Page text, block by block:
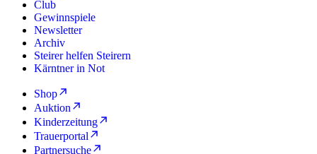
Club
Gewinnspiele
Newsletter
Archiv
Steirer helfen Steirern
Kärntner in Not
Shop
Auktion
Kinderzeitung
Trauerportal
Partnersuche